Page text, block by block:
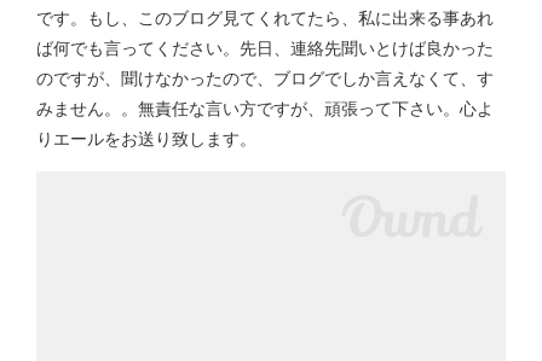
です。もし、このブログ見てくれてたら、私に出来る事あれ
ば何でも言ってください。先日、連絡先聞いとけば良かった
のですが、聞けなかったので、ブログでしか言えなくて、す
みません。。無責任な言い方ですが、頑張って下さい。心よ
りエールをお送り致します。